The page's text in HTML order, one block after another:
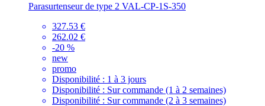
Parasurtenseur de type 2 VAL-CP-1S-350
327.53 €
262.02 €
-20 %
new
promo
Disponibilité : 1 à 3 jours
Disponibilité : Sur commande (1 à 2 semaines)
Disponibilité : Sur commande (2 à 3 semaines)